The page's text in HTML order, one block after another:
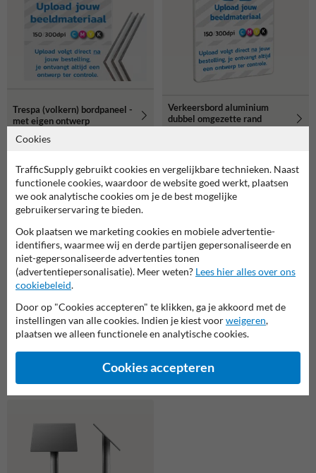
Trespa (volkern) bordpaneel -
met eigen ontwerp
Verkeersbord aluminium
dubbel omgezette rand
(maatwerk) - reflecterend
Gerelateerde producten
Montageframe t.b.v.
Informatiebord - type Lessenaar
Informatiebord - type Lessenaar
Cookies
TrafficSupply gebruikt cookies en vergelijkbare technieken. Naast
functionele cookies, waardoor de website goed werkt, plaatsen
we ook analytische cookies om je de best mogelijke
gebruikerservaring te bieden.
Ook plaatsen we marketing cookies en mobiele advertentie-
identifiers, waarmee wij en derde partijen gepersonaliseerde en
niet-gepersonaliseerde advertenties tonen
(advertentiepersonalisatie). Meer weten? Lees hier alles over ons
cookiebeleid.
Door op "Cookies accepteren" te klikken, ga je akkoord met de
instellingen van alle cookies. Indien je kiest voorweigeren,
plaatsen we alleen functionele en analytische cookies.
Cookies accepteren